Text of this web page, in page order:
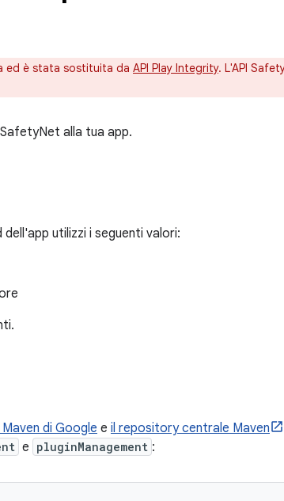
ed è stata sostituita da API Play Integrity. L'API
alla tua app.
utilizzi i seguenti valori:
di Google e il repository centrale Maven
e pluginManagement :